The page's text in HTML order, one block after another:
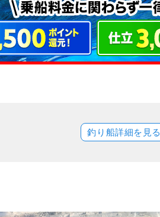
釣り船詳細を見る